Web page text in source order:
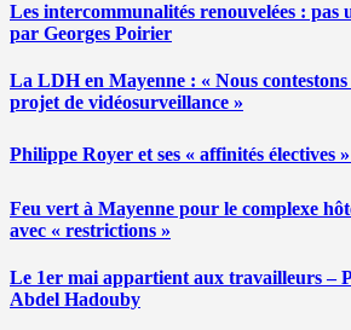
Les intercommunalités renouvelées : pas
par Georges Poirier
La LDH en Mayenne : « Nous
projet de vidéosurveillance »
Philippe Royer et ses « affinités électives
Feu vert à Mayenne pour le complexe
avec « restrictions »
Le 1er mai appartient aux travailleurs –
Abdel Hadouby